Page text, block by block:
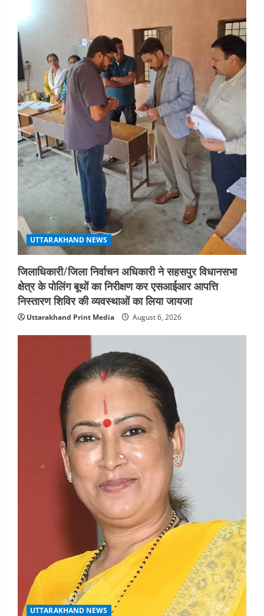
August 5, 2026
UTTARAKHAND NEWS
एमआईटी वर्ल्ड पीस यूनिवर्सिटी और जर्मनी के
बीएसबीआई के बीच समझौता; भारतीय छात्रों
को मिलेंगे वैश्विक अवसर
August 5, 2026
STATES NEWS
महाराज की राजस्थान के मुख्यमंत्री से
शिष्टाचार भेंट पर्यटन और सांस्कृतिक
गतिविधियों के विस्तार पर हुई चर्चा
August 4, 2026
UTTARAKHAND NEWS
जिलाधिकारी/जिला निर्वाचन अधिकारी ने सहसपुर विधानसभा
क्षेत्र के पोलिंग बूथों का निरीक्षण कर एसआईआर आपत्ति
निस्तारण शिविर की व्यवस्थाओं का लिया जायजा
Uttarakhand Print Media August 6, 2026
UTTARAKHAND NEWS